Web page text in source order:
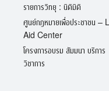
รายการวิทยุ : นิติมิติ
ศูนย์กฎหมายเพื่อประชาชน –
Aid Center
โครงการอบรม สัมมนา บริการ
วิชาการ